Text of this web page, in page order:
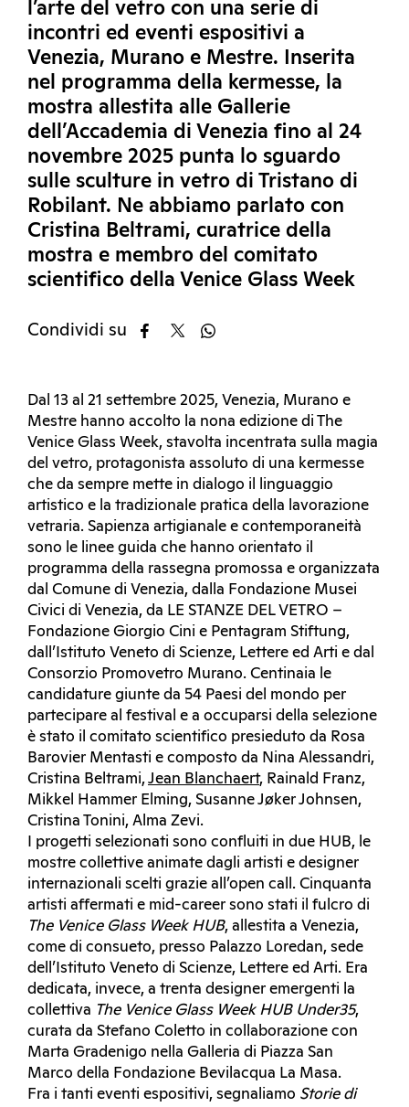
l’arte del vetro con una serie di
incontri ed eventi espositivi a
Venezia, Murano e Mestre. Inserita
nel programma della kermesse, la
mostra allestita alle Gallerie
dell’Accademia di Venezia fino al 24
novembre 2025 punta lo sguardo
sulle sculture in vetro di Tristano di
Robilant. Ne abbiamo parlato con
Cristina Beltrami, curatrice della
mostra e membro del comitato
scientifico della Venice Glass Week
Condividi su
Dal 13 al 21 settembre 2025, Venezia, Murano e
Mestre hanno accolto la nona edizione di The
Venice Glass Week, stavolta incentrata sulla magia
del vetro, protagonista assoluto di una kermesse
che da sempre mette in dialogo il linguaggio
artistico e la tradizionale pratica della lavorazione
vetraria. Sapienza artigianale e contemporaneità
sono le linee guida che hanno orientato il
programma della rassegna promossa e organizzata
dal Comune di Venezia, dalla Fondazione Musei
Civici di Venezia, da LE STANZE DEL VETRO –
Fondazione Giorgio Cini e Pentagram Stiftung,
dall’Istituto Veneto di Scienze, Lettere ed Arti e dal
Consorzio Promovetro Murano. Centinaia le
candidature giunte da 54 Paesi del mondo per
partecipare al festival e a occuparsi della selezione
è stato il comitato scientifico presieduto da Rosa
Barovier Mentasti e composto da Nina Alessandri,
Cristina Beltrami,Jean Blanchaert, Rainald Franz,
Mikkel Hammer Elming, Susanne Jøker Johnsen,
Cristina Tonini, Alma Zevi.
I progetti selezionati sono confluiti in due HUB, le
mostre collettive animate dagli artisti e designer
internazionali scelti grazie all’open call. Cinquanta
artisti affermati e mid-career sono stati il fulcro di
The Venice Glass Week HUB, allestita a Venezia,
come di consueto, presso Palazzo Loredan, sede
dell’Istituto Veneto di Scienze, Lettere ed Arti. Era
dedicata, invece, a trenta designer emergenti la
collettiva The Venice Glass Week HUB Under35,
curata da Stefano Coletto in collaborazione con
Marta Gradenigo nella Galleria di Piazza San
Marco della Fondazione Bevilacqua La Masa.
Fra i tanti eventi espositivi, segnaliamo Storie di